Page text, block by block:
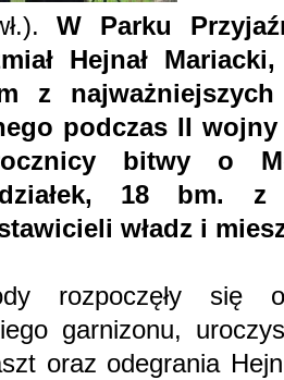
W Parku
Hejnał
z
podczas II
bitwy o
18 bm. z
władz i
rozpoczęły się
garnizonu,
oraz odegrania